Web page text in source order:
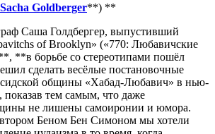
Sacha Goldberger**) **
Саша Голдбергер, выпустивший
of Brooklyn» («770: Любавичские
**в борьбе со стереотипами пошёл
сделать весёлые постановочные
общины «Хабад-Любавич» в нью-
показав тем самым, что даже
не лишены самоиронии и юмора.
Беном Бен Симоном мы хотели